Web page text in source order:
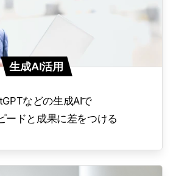
生成AI活用
などの生成AIで
ードと成果に差をつける